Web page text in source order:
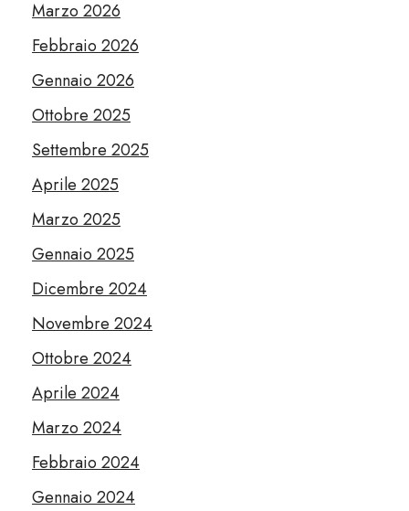
Marzo 2026
Febbraio 2026
Gennaio 2026
Ottobre 2025
Settembre 2025
Aprile 2025
Marzo 2025
Gennaio 2025
Dicembre 2024
Novembre 2024
Ottobre 2024
Aprile 2024
Marzo 2024
Febbraio 2024
Gennaio 2024